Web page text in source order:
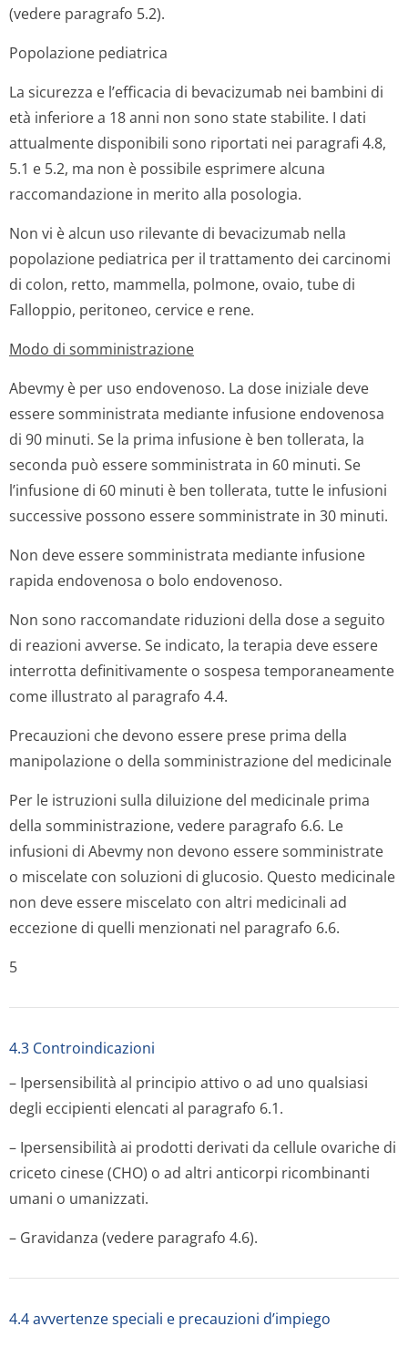
(vedere paragrafo 5.2).
Popolazione pediatrica
La sicurezza e l’efficacia di bevacizumab nei bambini di
età inferiore a 18 anni non sono state stabilite. I dati
attualmente disponibili sono riportati nei paragrafi 4.8,
5.1 e 5.2, ma non è possibile esprimere alcuna
raccomandazione in merito alla posologia.
Non vi è alcun uso rilevante di bevacizumab nella
popolazione pediatrica per il trattamento dei carcinomi
di colon, retto, mammella, polmone, ovaio, tube di
Falloppio, peritoneo, cervice e rene.
Modo di somministrazione
Abevmy è per uso endovenoso. La dose iniziale deve
essere somministrata mediante infusione endovenosa
di 90 minuti. Se la prima infusione è ben tollerata, la
seconda può essere somministrata in 60 minuti. Se
l’infusione di 60 minuti è ben tollerata, tutte le infusioni
successive possono essere somministrate in 30 minuti.
Non deve essere somministrata mediante infusione
rapida endovenosa o bolo endovenoso.
Non sono raccomandate riduzioni della dose a seguito
di reazioni avverse. Se indicato, la terapia deve essere
interrotta definitivamente o sospesa temporaneamente
come illustrato al paragrafo 4.4.
Precauzioni che devono essere prese prima della
manipolazione o della somministrazione del medicinale
Per le istruzioni sulla diluizione del medicinale prima
della somministrazione, vedere paragrafo 6.6. Le
infusioni di Abevmy non devono essere somministrate
o miscelate con soluzioni di glucosio. Questo medicinale
non deve essere miscelato con altri medicinali ad
eccezione di quelli menzionati nel paragrafo 6.6.
5
4.3 Controindicazioni
– Ipersensibilità al principio attivo o ad uno qualsiasi
degli eccipienti elencati al paragrafo 6.1.
– Ipersensibilità ai prodotti derivati da cellule ovariche di
criceto cinese (CHO) o ad altri anticorpi ricombinanti
umani o umanizzati.
– Gravidanza (vedere paragrafo 4.6).
4.4 avvertenze speciali e precauzioni d’impiego